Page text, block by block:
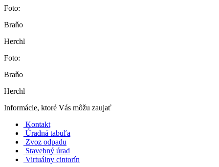
Foto:
Braňo
Herchl
Foto:
Braňo
Herchl
Informácie, ktoré Vás môžu zaujať
Kontakt
Úradná tabuľa
Zvoz odpadu
Stavebný úrad
Virtuálny cintorín